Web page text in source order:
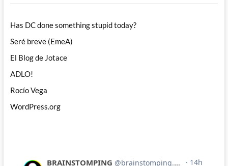
Has DC done something stupid today?
Seré breve (EmeA)
El Blog de Jotace
ADLO!
Rocío Vega
WordPress.org